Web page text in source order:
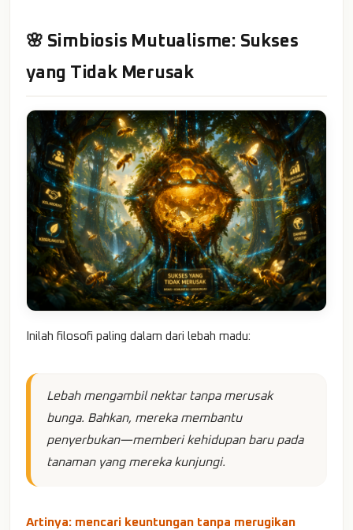
🌸 Simbiosis Mutualisme: Sukses
yang Tidak Merusak
Inilah filosofi paling dalam dari lebah madu:
Lebah mengambil nektar tanpa merusak
bunga. Bahkan, mereka membantu
penyerbukan—memberi kehidupan baru pada
tanaman yang mereka kunjungi.
Artinya: mencari keuntungan tanpa merugikan